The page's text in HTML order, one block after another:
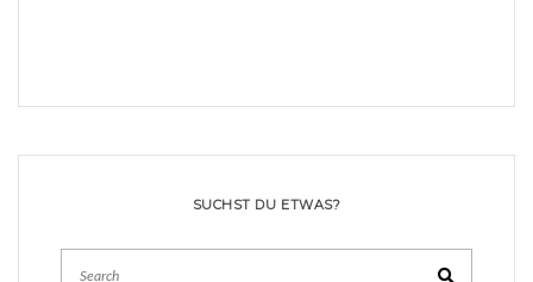
SUCHST DU ETWAS?